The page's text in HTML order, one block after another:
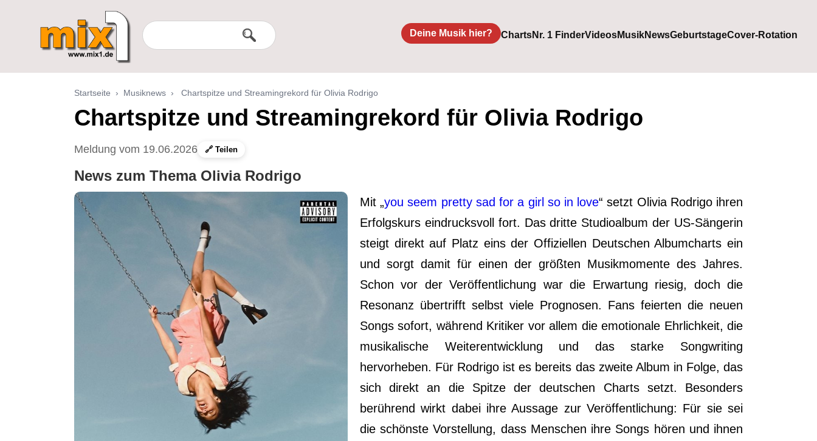
Deine Musik hier? ChartsNr. 1 FinderVideosMusikNewsGeburtstageCover-Rotation
Startseite › Musiknews › Chartspitze und Streamingrekord für Olivia Rodrigo
Chartspitze und Streamingrekord für Olivia Rodrigo
Meldung vom 19.06.2026 🔗 Teilen
News zum Thema Olivia Rodrigo
Mit „you seem pretty sad for a girl so in love“ setzt Olivia Rodrigo ihren
Erfolgskurs eindrucksvoll fort. Das dritte Studioalbum der US-Sängerin
steigt direkt auf Platz eins der Offiziellen Deutschen Albumcharts ein
und sorgt damit für einen der größten Musikmomente des Jahres.
Schon vor der Veröffentlichung war die Erwartung riesig, doch die
Resonanz übertrifft selbst viele Prognosen. Fans feierten die neuen
Songs sofort, während Kritiker vor allem die emotionale Ehrlichkeit, die
musikalische Weiterentwicklung und das starke Songwriting
hervorheben. Für Rodrigo ist es bereits das zweite Album in Folge, das
sich direkt an die Spitze der deutschen Charts setzt. Besonders
berührend wirkt dabei ihre Aussage zur Veröffentlichung: Für sie sei
die schönste Vorstellung, dass Menschen ihre Songs hören und ihnen